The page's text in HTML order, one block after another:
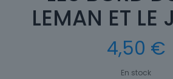
LEMAN ET LE
4,50 €
En stock